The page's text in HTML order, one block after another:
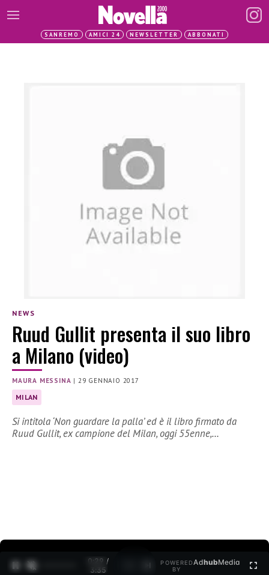
SANREMO AMICI 24 NEWSLETTER ABBONATI
NEWS
Ruud Gullit presenta il suo libro
a Milano (video)
MAURA MESSINA | 29 GENNAIO 2017
MILAN
Si intitola ‘Non guardare la palla’ ed è il libro firmato da
Ruud Gullit, ex campione del Milan, oggi 55enne,…
0:30 /
3:35
POWERED
BY
AdhubMedia